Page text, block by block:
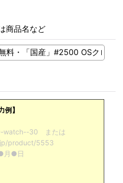
商品名など
例】
watch--30 または
product/5553
●日